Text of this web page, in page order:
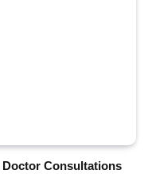
Consultations